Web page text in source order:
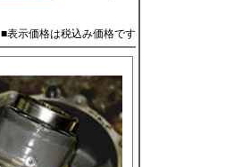
■表示価格は税込み価格です